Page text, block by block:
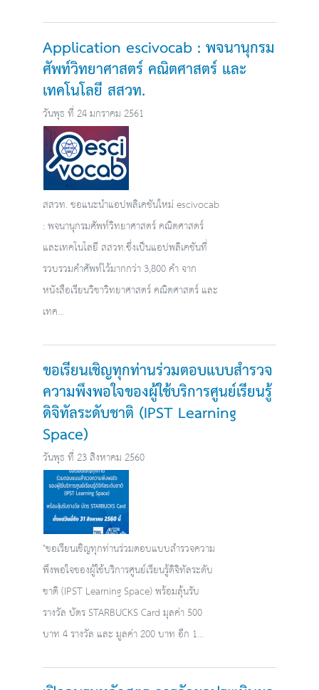
Application escivocab : พจนานุกรม
ศัพท์วิทยาศาสตร์ คณิตศาสตร์ และ
เทคโนโลยี สสวท.
วันพุธ ที่ 24 มกราคม 2561
สสวท. ขอแนะนำแอปพลิเคชันใหม่ escivocab
: พจนานุกรมศัพท์วิทยาศาสตร์ คณิตศาสตร์
และเทคโนโลยี สสวท.ซึ่งเป็นแอปพลิเคชันที่
รวบรวมคำศัพท์ไว้มากกว่า 3,800 คำ จาก
หนังสือเรียนวิชาวิทยาศาสตร์ คณิตศาสตร์ และ
เทค...
ขอเรียนเชิญทุกท่านร่วมตอบแบบสำรวจ
ความพึงพอใจของผู้ใช้บริการศูนย์เรียนรู้
ดิจิทัลระดับชาติ (IPST Learning
Space)
วันพุธ ที่ 23 สิงหาคม 2560
"ขอเรียนเชิญทุกท่านร่วมตอบแบบสำรวจความ
พึงพอใจของผู้ใช้บริการศูนย์เรียนรู้ดิจิทัลระดับ
ชาติ (IPST Learning Space) พร้อมลุ้นรับ
รางวัล บัตร STARBUCKS Card มุลค่า 500
บาท 4 รางวัล และ มูลค่า 200 บาท อีก 1...